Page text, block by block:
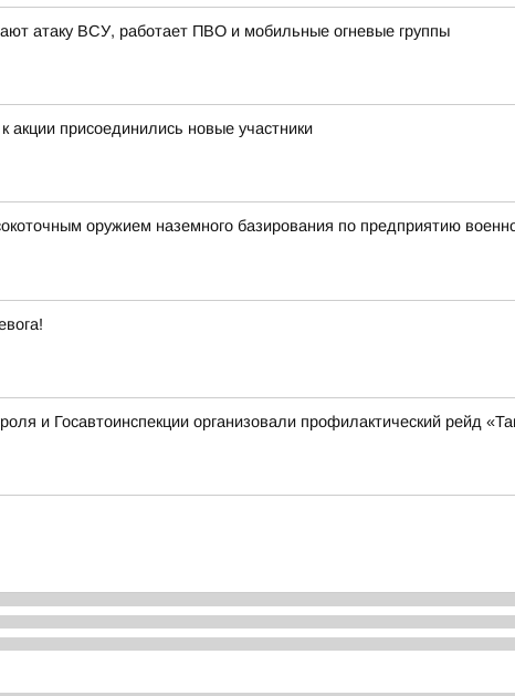
атаку ВСУ, работает ПВО и мобильные огневые группы
акции присоединились новые участники
оружием наземного базирования по предприятию
и Госавтоинспекции организовали профилактический рейд